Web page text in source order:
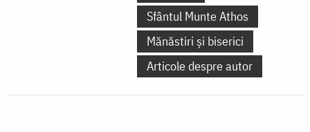
Sfântul Munte Athos
Mănăstiri și biserici
Articole despre autor